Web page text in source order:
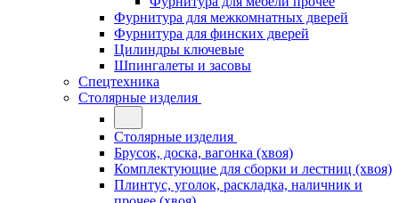
Фурнитура для межкомнатных дверей
Фурнитура для финских дверей
Цилиндры ключевые
Шпингалеты и засовы
Спецтехника
Столярные изделия
Столярные изделия
Брусок, доска, вагонка (хвоя)
Комплектующие для сборки и лестниц (хвоя)
Плинтус, уголок, раскладка, наличник и